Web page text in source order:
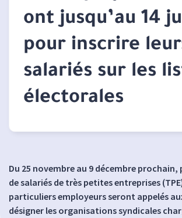
ont jusqu’au 14
pour inscrire
salariés sur les
électorales
Du 25 novembre au 9 décembre prochain,
de salariés de très petites entreprises
particuliers employeurs seront appelés
désigner les organisations syndicales